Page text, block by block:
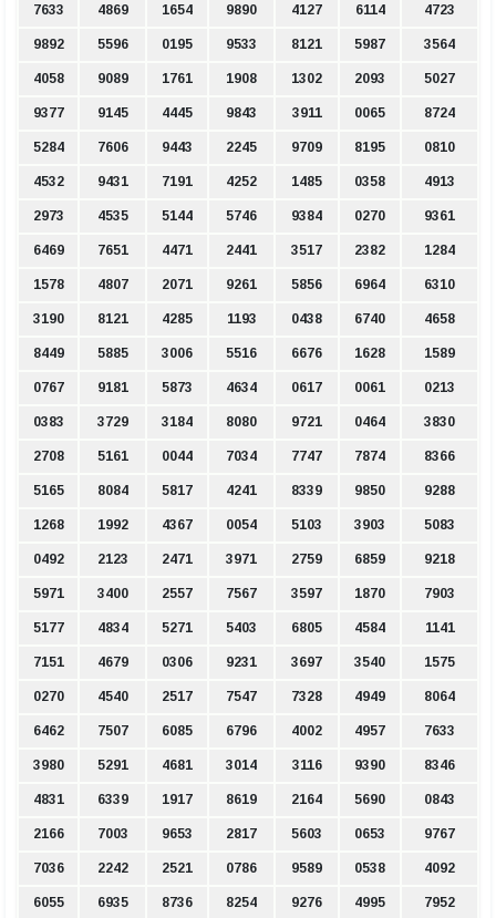
7633 4869 1654 9890 4127 6114 4723
9892 5596 0195 9533 8121 5987 3564
4058 9089 1761 1908 1302 2093 5027
9377 9145 4445 9843 3911 0065 8724
5284 7606 9443 2245 9709 8195 0810
4532 9431 7191 4252 1485 0358 4913
2973 4535 5144 5746 9384 0270 9361
6469 7651 4471 2441 3517 2382 1284
1578 4807 2071 9261 5856 6964 6310
3190 8121 4285 1193 0438 6740 4658
8449 5885 3006 5516 6676 1628 1589
0767 9181 5873 4634 0617 0061 0213
0383 3729 3184 8080 9721 0464 3830
2708 5161 0044 7034 7747 7874 8366
5165 8084 5817 4241 8339 9850 9288
1268 1992 4367 0054 5103 3903 5083
0492 2123 2471 3971 2759 6859 9218
5971 3400 2557 7567 3597 1870 7903
5177 4834 5271 5403 6805 4584 1141
7151 4679 0306 9231 3697 3540 1575
0270 4540 2517 7547 7328 4949 8064
6462 7507 6085 6796 4002 4957 7633
3980 5291 4681 3014 3116 9390 8346
4831 6339 1917 8619 2164 5690 0843
2166 7003 9653 2817 5603 0653 9767
7036 2242 2521 0786 9589 0538 4092
6055 6935 8736 8254 9276 4995 7952